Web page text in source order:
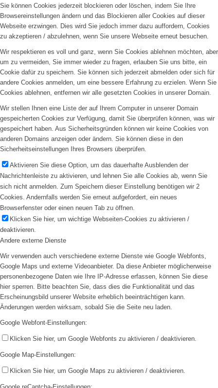
Sie können Cookies jederzeit blockieren oder löschen, indem Sie Ihre
Browsereinstellungen ändern und das Blockieren aller Cookies auf dieser
Webseite erzwingen. Dies wird Sie jedoch immer dazu auffordern, Cookies
zu akzeptieren / abzulehnen, wenn Sie unsere Webseite erneut besuchen.
Wir respektieren es voll und ganz, wenn Sie Cookies ablehnen möchten, aber
um zu vermeiden, Sie immer wieder zu fragen, erlauben Sie uns bitte, ein
Cookie dafür zu speichern. Sie können sich jederzeit abmelden oder sich für
andere Cookies anmelden, um eine bessere Erfahrung zu erzielen. Wenn Sie
Cookies ablehnen, entfernen wir alle gesetzten Cookies in unserer Domain.
Wir stellen Ihnen eine Liste der auf Ihrem Computer in unserer Domain
gespeicherten Cookies zur Verfügung, damit Sie überprüfen können, was wir
gespeichert haben. Aus Sicherheitsgründen können wir keine Cookies von
anderen Domains anzeigen oder ändern. Sie können diese in den
Sicherheitseinstellungen Ihres Browsers überprüfen.
Aktivieren Sie diese Option, um das dauerhafte Ausblenden der
Nachrichtenleiste zu aktivieren, und lehnen Sie alle Cookies ab, wenn Sie
sich nicht anmelden. Zum Speichern dieser Einstellung benötigen wir 2
Cookies. Andernfalls werden Sie erneut aufgefordert, ein neues
Browserfenster oder einen neuen Tab zu öffnen.
Klicken Sie hier, um wichtige Webseiten-Cookies zu aktivieren /
deaktivieren.
Andere externe Dienste
Wir verwenden auch verschiedene externe Dienste wie Google Webfonts,
Google Maps und externe Videoanbieter. Da diese Anbieter möglicherweise
personenbezogene Daten wie Ihre IP-Adresse erfassen, können Sie diese
hier sperren. Bitte beachten Sie, dass dies die Funktionalität und das
Erscheinungsbild unserer Website erheblich beeinträchtigen kann.
Änderungen werden wirksam, sobald Sie die Seite neu laden.
Google Webfont-Einstellungen:
Klicken Sie hier, um Google Webfonts zu aktivieren / deaktivieren.
Google Map-Einstellungen:
Klicken Sie hier, um Google Maps zu aktivieren / deaktivieren.